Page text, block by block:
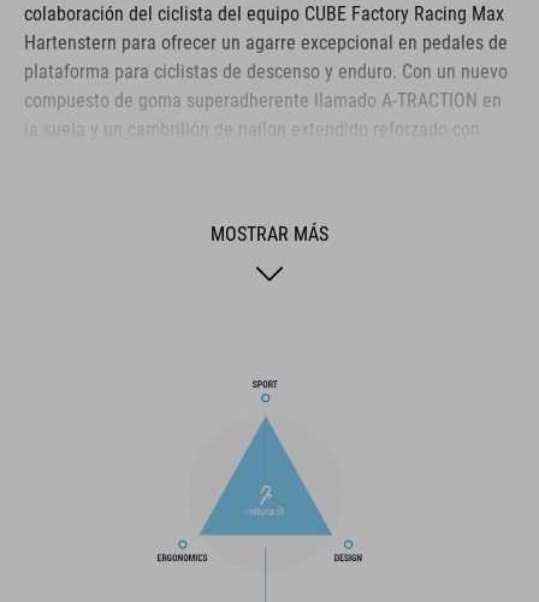
colaboración del ciclista del equipo CUBE Factory Racing Max
Hartenstern para ofrecer un agarre excepcional en pedales de
plataforma para ciclistas de descenso y enduro. Con un nuevo
compuesto de goma superadherente llamado A-TRACTION en
la suela y un cambrillón de nailon extendido reforzado con
amortiguación y distribución de presión posibles para mayor
comodidad, mientras que el cierre de cordones posibilita un
impactos de EVA aumenta la comodidad cuando te bajas de la
bici. Con una parte superior hecha de tejido de poliuretano,
ofrece durabilidad suficiente para soportar las rutas más
MOSTRAR MÁS